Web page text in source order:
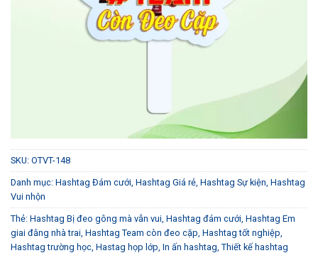
SKU: OTVT-148
Danh mục: Hashtag Đám cưới Hashtag Giá rẻ Hashtag Sự kiện Hashtag
Vui nhộn
Thẻ: Hashtag Bị đeo gông mà vẫn vui Hashtag đám cưới Hashtag Em
giai đằng nhà trai Hashtag Team còn đeo cặp Hashtag tốt nghiệp
Hashtag trường học Hastag họp lớp In ấn hashtag Thiết kế hashtag